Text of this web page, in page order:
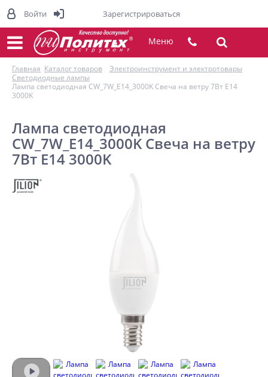
Меню
Главная Каталог товаров
Электроинструмент и электротовары
Светодиодные лампы
Лампа светодиодная CW_7W_E14_3000K Свеча на ветру 7Вт E14
3000K
Лампа светодиодная
CW_7W_E14_3000K Свеча на ветру
7Вт E14 3000K
Войти Зарегистрироваться